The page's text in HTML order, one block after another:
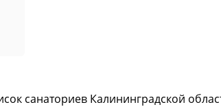
санаториев Калининградской